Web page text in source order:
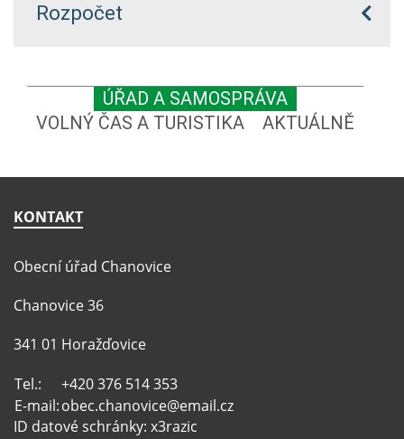
Rozpočet
ÚŘAD A SAMOSPRÁVA
VOLNÝ ČAS A TURISTIKA
AKTUÁLNĚ
KONTAKT
Obecní úřad Chanovice
Chanovice 36
341 01 Horažďovice
Tel.:
+420 376 514 353
E-mail:obec.chanovice@email.cz
ID datové schránky: x3razic